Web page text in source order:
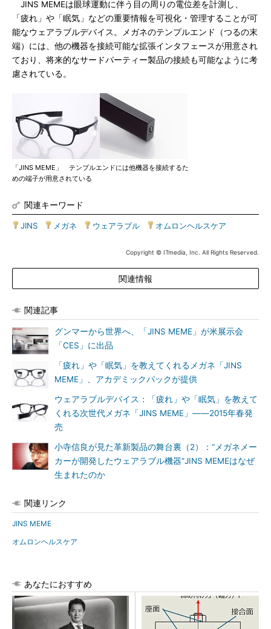
JINS MEMEは眼球運動に伴う目の周りの電位差を計測し、
「疲れ」や「眠気」などの重要情報を可視化・管理することが可
能なウェアラブルデバイス。メガネのテンプルエンド（つるの末
端）には、他の機器を接続可能な拡張インタフェースが用意され
ており、将来的なサードパーティー製品の接続も可能なように考
慮されている。
「JINS MEME」 テンプルエンドには他機器を接続するた
めの端子が用意されている
関連キーワード
JINS メガネ ウェアラブル オムロンヘルスケア
Copyright © ITmedia, Inc. All Rights Reserved.
関連情報
関連記事
グンマーから世界へ、「JINS MEME」が米展示会
「CES」に出品
「疲れ」や「眠気」を教えてくれるメガネ「JINS
MEME」、アカデミックパックが提供
ウェアラブルデバイス：「疲れ」や「眠気」を教えて
くれる次世代メガネ「JINS MEME」――2015年春発
売
小寺信良が見た革新製品の舞台裏（2）：“メガネメー
カーが開発したウェアラブル機器”JINS MEMEはなぜ
生まれたのか
関連リンク
JINS MEME
オムロンヘルスケア
あなたにおすすめ